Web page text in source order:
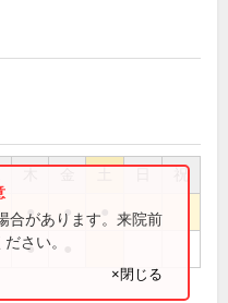
祝
● ●
●
合があります。来院前
さい。
×閉じる